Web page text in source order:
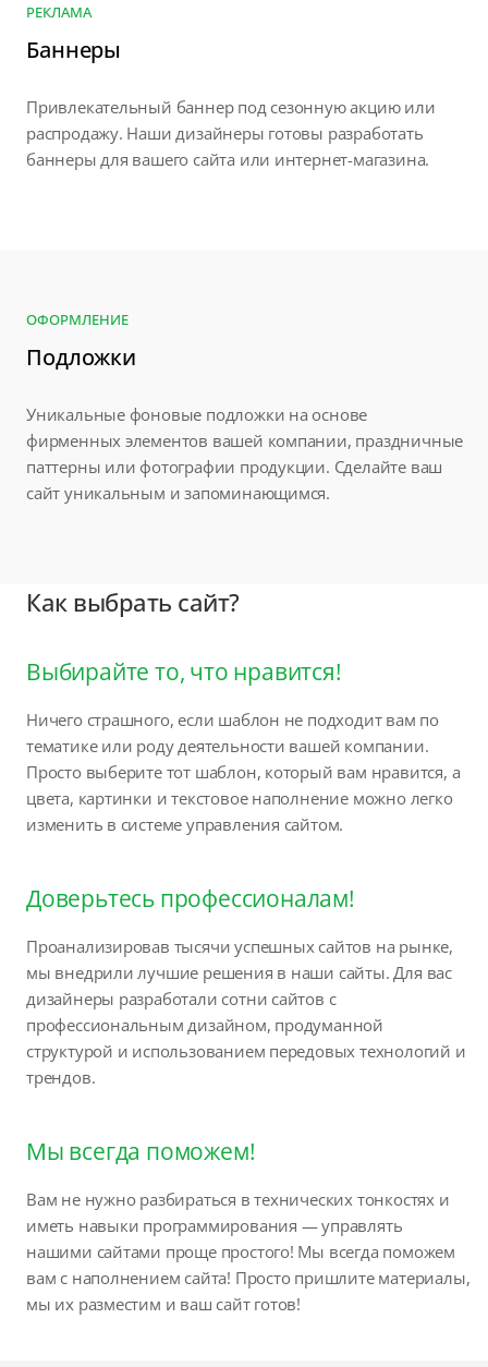
РЕКЛАМА
Баннеры
Привлекательный баннер под сезонную акцию или
распродажу. Наши дизайнеры готовы разработать
баннеры для вашего сайта или интернет-магазина.
ОФОРМЛЕНИЕ
Подложки
Уникальные фоновые подложки на основе
фирменных элементов вашей компании, праздничные
паттерны или фотографии продукции. Сделайте ваш
сайт уникальным и запоминающимся.
Как выбрать сайт?
Выбирайте то, что нравится!
Ничего страшного, если шаблон не подходит вам по
тематике или роду деятельности вашей компании.
Просто выберите тот шаблон, который вам нравится, а
цвета, картинки и текстовое наполнение можно легко
изменить в системе управления сайтом.
Доверьтесь профессионалам!
Проанализировав тысячи успешных сайтов на рынке,
мы внедрили лучшие решения в наши сайты. Для вас
дизайнеры разработали сотни сайтов с
профессиональным дизайном, продуманной
структурой и использованием передовых технологий и
трендов.
Мы всегда поможем!
Вам не нужно разбираться в технических тонкостях и
иметь навыки программирования — управлять
нашими сайтами проще простого! Мы всегда поможем
вам с наполнением сайта! Просто пришлите материалы,
мы их разместим и ваш сайт готов!